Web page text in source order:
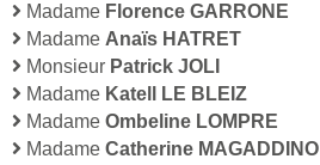
Madame Florence GARRONE
Madame Anaïs HATRET
Monsieur Patrick JOLI
Madame Katell LE BLEIZ
Madame Ombeline LOMPRE
Madame Catherine MAGADDINO